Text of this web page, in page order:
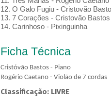
12. O Galo Fugiu - Cristovão
13. 7 Corações - Cristovão
14. Carinhoso - Pixinguinha
Ficha Técnica
Cristóvão Bastos - Piano
Rogério Caetano - Violão de 7 cordas
Classificação: LIVRE